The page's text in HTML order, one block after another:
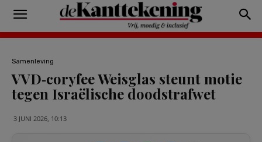
Samenleving
VVD‑coryfee Weisglas steunt motie
tegen Israëlische doodstrafwet
3 JUNI 2026, 10:13